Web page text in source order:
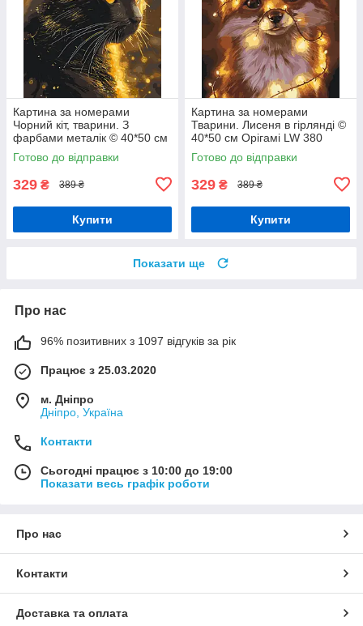
Картина за номерами
Чорний кіт, тварини. З
фарбами металік © 40*50 см
Орігамі LW 3301
Готово до відправки
329 ₴ 389 ₴
Купити
Картина за номерами
Тварини. Лисеня в гірлянді ©
40*50 см Орігамі LW 380
Готово до відправки
329 ₴ 389 ₴
Купити
Показати ще
Про нас
96% позитивних з 1097 відгуків за рік
Працює з 25.03.2020
м. Дніпро
Дніпро, Україна
Контакти
Сьогодні працює з 10:00 до 19:00
Показати весь графік роботи
Про нас
Контакти
Доставка та оплата